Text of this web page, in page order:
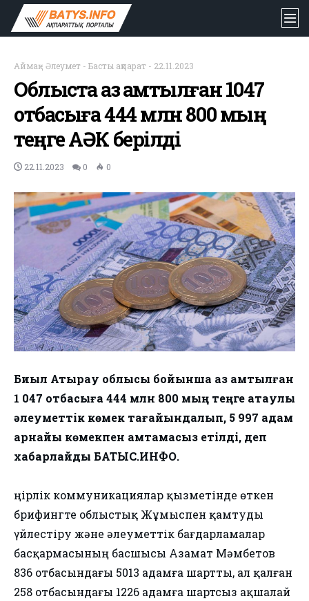
Аймақ- Әлеумет - Басты ақпарат - 22.11.2023
Облыста аз қамтылған 1047
отбасыға 444 млн 800 мың
теңге АӘК берілді
22.11.2023 0 0
Биыл Атырау облысы бойынша аз қамтылған
1 047 отбасыға 444 млн 800 мың теңге атаулы
әлеуметтік көмек тағайындалып, 5 997 адам
арнайы көмекпен қамтамасыз етілді, деп
хабарлайды БАТЫС.ИНФО.
Өңірлік коммуникациялар қызметінде өткен
брифингте облыстық Жұмыспен қамтуды
үйлестіру және әлеуметтік бағдарламалар
басқармасының басшысы Азамат Мәмбетов
836 отбасындағы 5013 адамға шартты, ал қалған
258 отбасындағы 1226 адамға шартсыз ақшалай